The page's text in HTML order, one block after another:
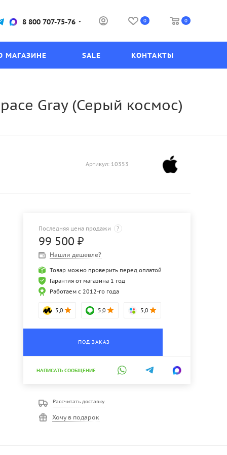
8 800 707-75-76 0 0
МАГАЗИНЕ SALE КОНТАКТЫ
Gray (Серый космос)
Артикул: 10353
Последняя цена продажи ?
99 500 ₽
Нашли дешевле?
Товар можно проверить перед оплатой
Гарантия от магазина 1 год
Работаем с 2012-го года
5,0 5,0 5,0
ПОД ЗАКАЗ
НАПИСАТЬ СООБЩЕНИЕ
Рассчитать доставку
Хочу в подарок